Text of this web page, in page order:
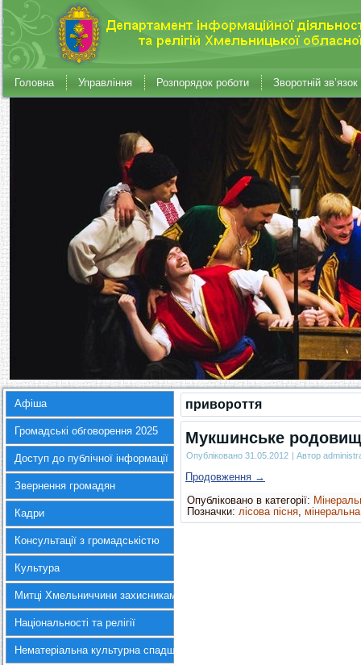
Головна Управління Розпорядок роботи Зворотній зв’язок
Афіша
Громадські обговорення 2025
Доступ до публічної інформації
Звернення громадян
Кадри
Консультації з громадськістю
Культура
Митці Хмельниччини захисникам України
Національності та релігії
Нематеріальна культурна спадщина
привороття
Мукшинське
Опубліковано 31.05.2012 | Автор
Продовження →
Опубліковано в категорії:
Позначки: лісова пісня,